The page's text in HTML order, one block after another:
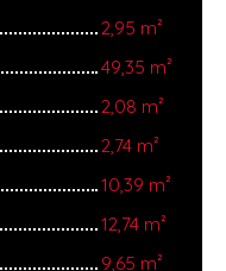
2,95 m²
49,35 m²
2,08 m²
2,74 m²
10,39 m²
12,74 m²
9,65 m²